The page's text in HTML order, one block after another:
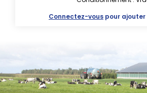
Connectez-vous pour